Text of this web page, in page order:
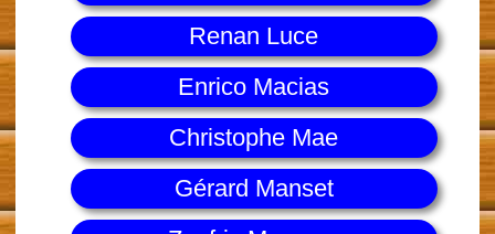
Renan Luce
Enrico Macias
Christophe Mae
Gérard Manset